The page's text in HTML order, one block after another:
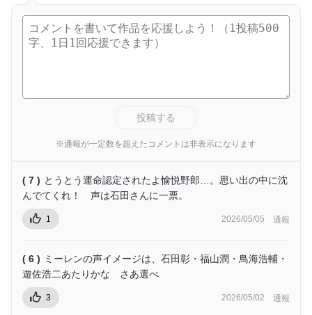
投稿する
※通報が一定数を超えたコメントは非表示になります
( 7 ) とうとう運命認定されたよ愉悦野郎…。思い出の中に沈
んでてくれ！ 声は石田さんに一票。
1 2026/05/05 通報
( 6 ) ミーレンの声イメージは、石田彰・福山潤・鳥海浩輔・
遊佐浩二あたりかな さあ選べ
3 2026/05/02 通報